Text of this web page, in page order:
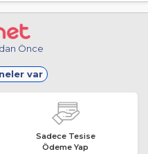
Önce
var
Sadece Tesise
Ödeme Yap